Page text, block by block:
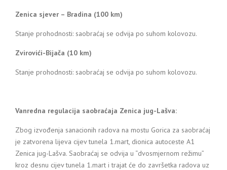
Zenica sjever – Bradina (100 km)
Stanje prohodnosti: saobraćaj se odvija po suhom kolovozu.
Zvirovići-Bijača (10 km)
Stanje prohodnosti: saobraćaj se odvija po suhom kolovozu.
Vanredna regulacija saobraćaja Zenica jug-Lašva:
Zbog izvođenja sanacionih radova na mostu Gorica za saobraćaj
je zatvorena lijeva cijev tunela 1.mart, dionica autoceste A1
Zenica jug-Lašva. Saobraćaj se odvija u “dvosmjernom režimu”
kroz desnu cijev tunela 1.mart i trajat će do završetka radova uz